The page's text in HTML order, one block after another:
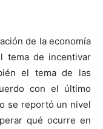
de la economía
tema de incentivar
el tema de las
con el último
se reportó un nivel
qué ocurre en